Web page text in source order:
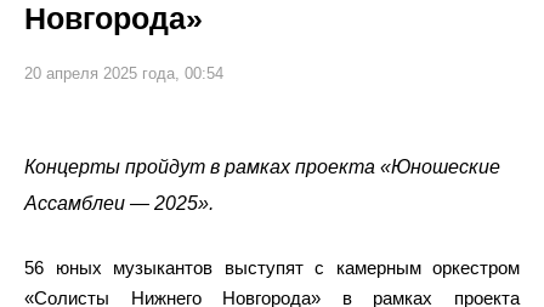
Новгорода»
20 апреля 2025 года, 00:54
Концерты пройдут в рамках проекта «Юношеские
Ассамблеи — 2025».
56 юных музыкантов выступят с камерным оркестром
«Солисты Нижнего Новгорода» в рамках проекта